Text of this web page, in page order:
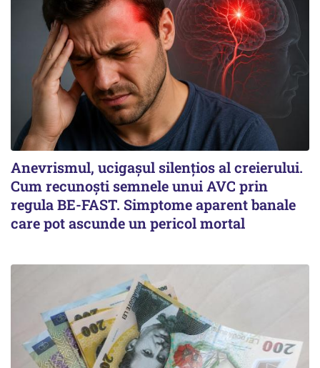
Anevrismul, ucigașul silențios al creierului.
Cum recunoști semnele unui AVC prin
regula BE-FAST. Simptome aparent banale
care pot ascunde un pericol mortal